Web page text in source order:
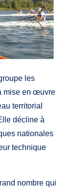
les
mise en œuvre
territorial
décline à
nationales
technique
nombre qui